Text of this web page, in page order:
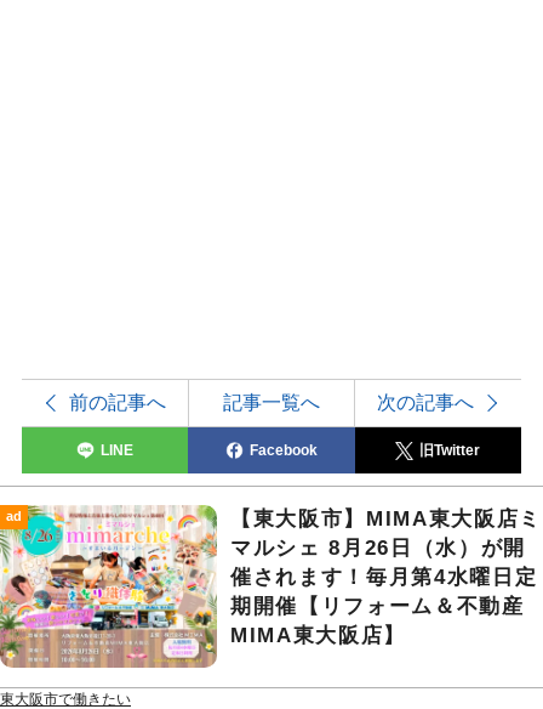
前の記事へ 記事一覧へ 次の記事へ
LINE Facebook 旧Twitter
ad
【東大阪市】MIMA東大阪店ミ
マルシェ 8月26日（水）が開
催されます！毎月第4水曜日定
期開催【リフォーム＆不動産
MIMA東大阪店】
東大阪市で働きたい